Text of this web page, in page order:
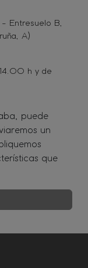
- Entresuelo B,
A)
h y de
puede
un
que